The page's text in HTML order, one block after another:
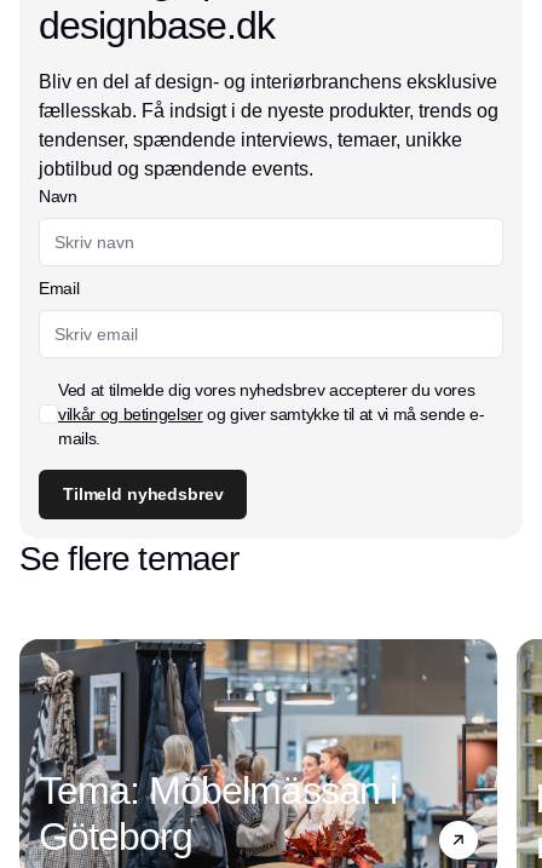
designbase.dk
Bliv en del af design- og interiørbranchens eksklusive
fællesskab. Få indsigt i de nyeste produkter, trends og
tendenser, spændende interviews, temaer, unikke
jobtilbud og spændende events.
Navn
Email
Ved at tilmelde dig vores nyhedsbrev accepterer du vores
vilkår og betingelserog giver samtykke til at vi må sende e-
mails.
Tilmeld nyhedsbrev
Se flere temaer
Tema: Möbelmässan i
Göteborg